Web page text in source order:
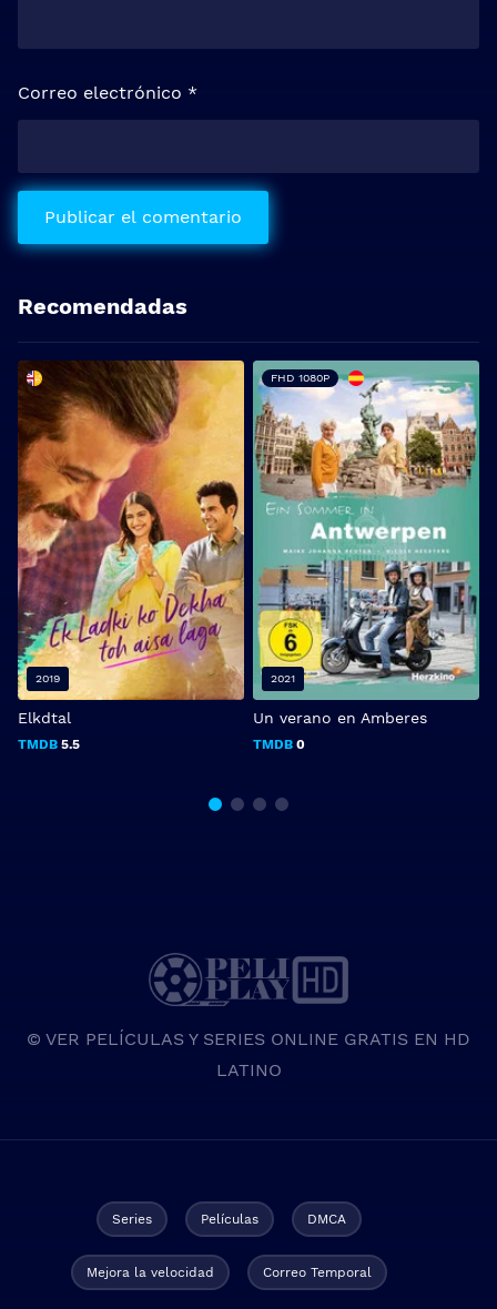
Correo electrónico *
Recomendadas
Elkdtal
TMDB 5.5
2019
Un verano en Amberes
TMDB 0
FHD 1080P
2021
© VER PELÍCULAS Y SERIES ONLINE GRATIS EN HD
LATINO
Series Películas DMCA
Mejora la velocidad Correo Temporal